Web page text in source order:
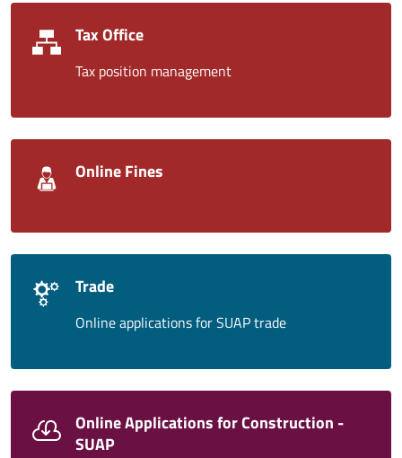
Tax Office
Tax position management
Online Fines
Trade
Online applications for SUAP trade
Online Applications for Construction -
SUAP